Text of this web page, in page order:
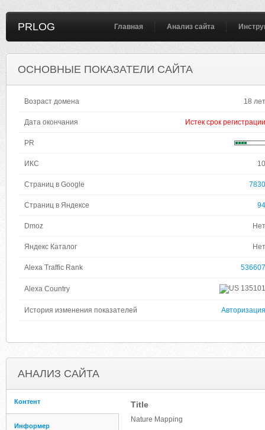
PRLOG Главная Анализ сайта
ОСНОВНЫЕ ПОКАЗАТЕЛИ САЙТА
Возраст домена 18 лет
Дата окончания Истек срок регистрации
PR
ИКС 10
Страниц в Google 7830
Страниц в Яндексе 94
Dmoz Нет
Яндекс Каталог Нет
Alexa Traffic Rank 536607
Alexa Country 135101
История изменения показателей Авторизация
АНАЛИЗ САЙТА
Контент
Информер
Title
Nature Mapping